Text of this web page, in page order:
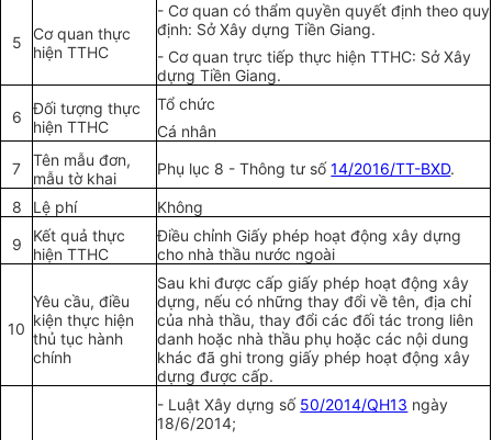
5
Cơ quan thực
hiện TTHC
- Cơ quan có thẩm quyền quyết định theo quy
định: Sở Xây dựng Tiền Giang.
- Cơ quan trực tiếp thực hiện TTHC: Sở Xây
dựng Tiền Giang.
6
Đối tượng thực
hiện TTHC
Tổ chức
Cá nhân
7
Tên mẫu đơn,
mẫu tờ khai
Phụ lục 8 - Thông tư số14/2016/TT-BXD.
8 Lệ phí
Không
9
Kết quả thực
hiện TTHC
Điều chỉnh Giấy phép hoạt động xây dựng
cho nhà thầu nước ngoài
10
Yêu cầu, điều
kiện thực hiện
thủ tục hành
chính
Sau khi được cấp giấy phép hoạt động xây
dựng, nếu có những thay đổi về tên, địa chỉ
của nhà thầu, thay đổi các đối tác trong liên
danh hoặc nhà thầu phụ hoặc các nội dung
khác đã ghi trong giấy phép hoạt động xây
dựng được cấp.
- Luật Xây dựng số 50/2014/QH13 ngày
18/6/2014;